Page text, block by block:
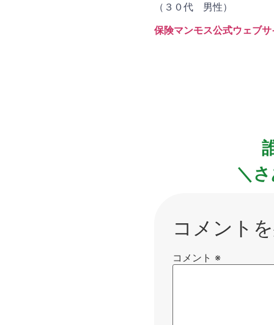
（３０代 男性）
保険マンモス公式ウェブサ
＼
コメント
コメント ※